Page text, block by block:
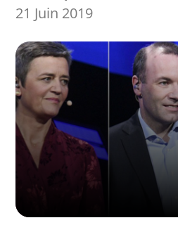
21 Juin 2019